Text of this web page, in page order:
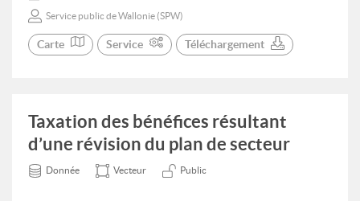
Service public de Wallonie (SPW)
Carte Service Téléchargement
Taxation des bénéfices résultant
d’une révision du plan de secteur
Donnée Vecteur Public